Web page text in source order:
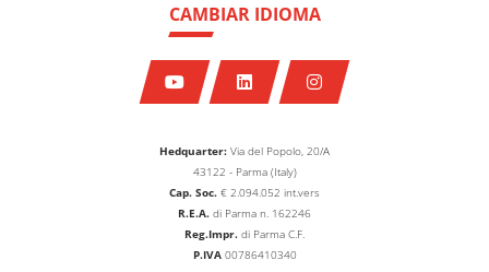
Hedquarter: Via del Popolo, 20/A
43122 - Parma (Italy)
Cap. Soc. € 2.094.052 int.vers
R.E.A. di Parma n. 162246
Reg.Impr. di Parma C.F.
P.IVA00786410340
CAMBIAR IDIOMA